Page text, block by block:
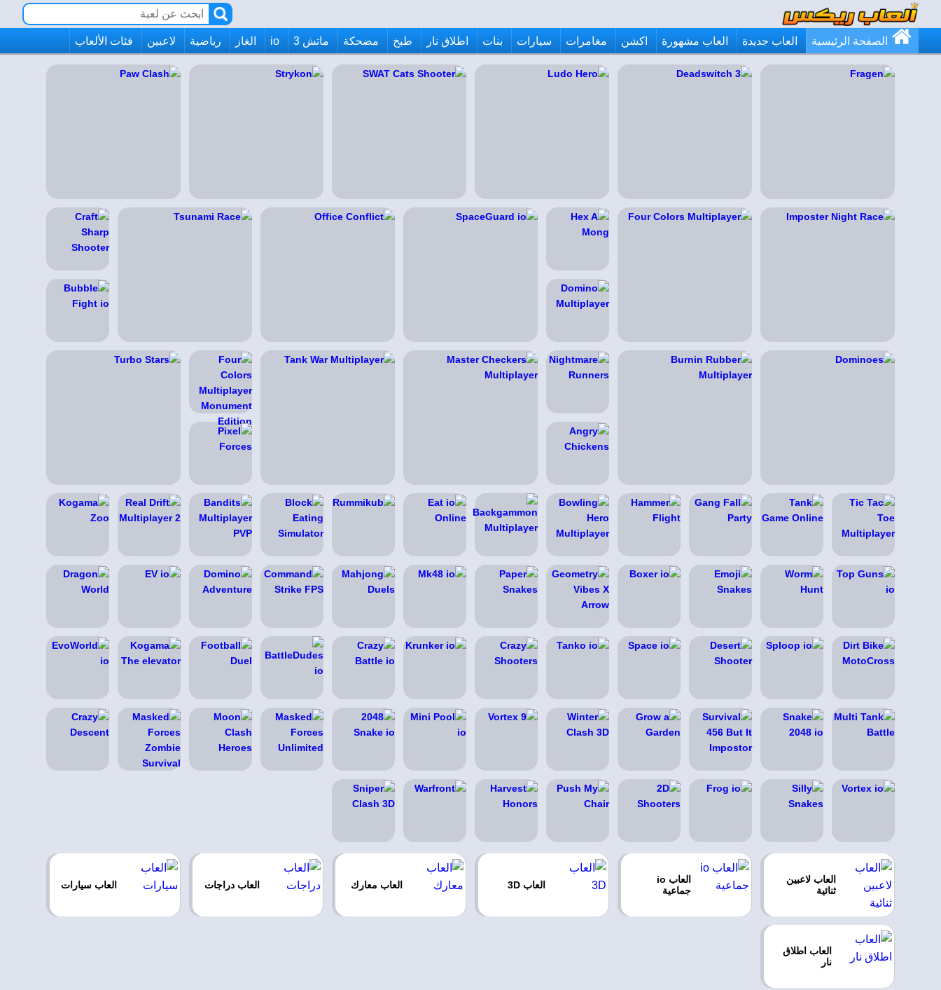
الصفحة الرئيسية العاب جديدة العاب مشهورة اكشن مغامرات سيارات بنات اطلاق نار طبخ مضحكة ماتش 3 io الغاز رياضية لاعبين فئات الألعاب
العاب لاعبين
ثنائية
العاب io
جماعية
العاب 3D العاب معارك العاب دراجات العاب سيارات
العاب اطلاق
نار